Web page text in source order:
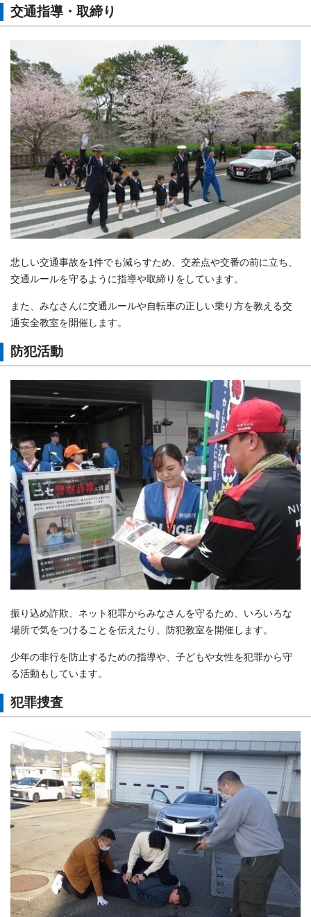
交通指導・取締り
悲しい交通事故を1件でも減らすため、交差点や交番の前に立ち、
交通ルールを守るように指導や取締りをしています。
また、みなさんに交通ルールや自転車の正しい乗り方を教える交
通安全教室を開催します。
防犯活動
振り込め詐欺、ネット犯罪からみなさんを守るため、いろいろな
場所で気をつけることを伝えたり、防犯教室を開催します。
少年の非行を防止するための指導や、子どもや女性を犯罪から守
る活動もしています。
犯罪捜査